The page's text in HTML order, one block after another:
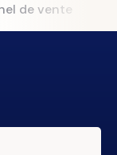
de vente